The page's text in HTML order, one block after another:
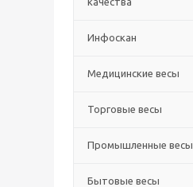
Инфоскан
Медицинские весы
Торговые весы
Промышленные весы
Бытовые весы